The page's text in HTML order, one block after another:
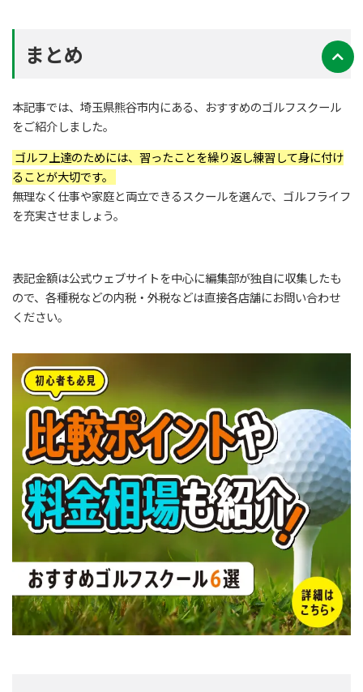
まとめ
本記事では、埼玉県熊谷市内にある、おすすめのゴルフスクール
をご紹介しました。
ゴルフ上達のためには、習ったことを繰り返し練習して身に付け
ることが大切です。
無理なく仕事や家庭と両立できるスクールを選んで、ゴルフライフ
を充実させましょう。
表記金額は公式ウェブサイトを中心に編集部が独自に収集したも
ので、各種税などの内税・外税などは直接各店舗にお問い合わせ
ください。